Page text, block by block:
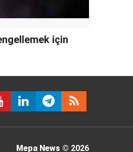
için
Mepa News © 2026